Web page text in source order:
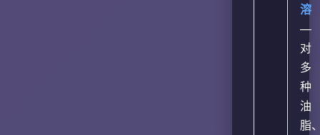
溶
—
对
多
种
油
脂